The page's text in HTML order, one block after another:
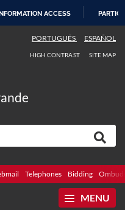
ACCESS
PORTUGUÊS ESPAÑOL
HIGH CONTRAST SITE MAP
Telephones Bidding
MENU